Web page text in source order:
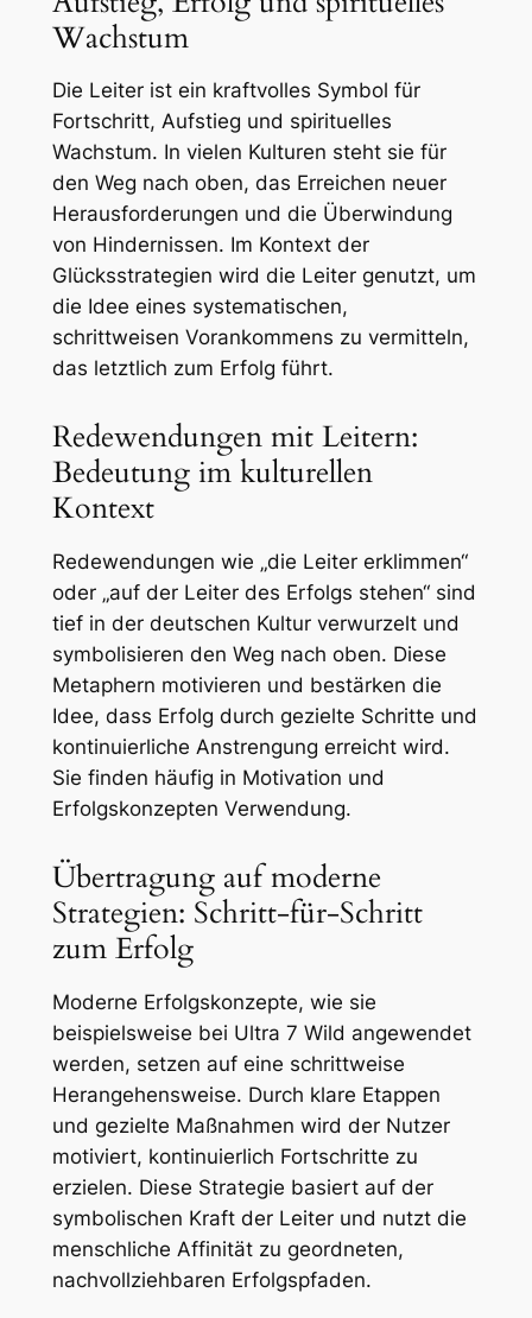
Wachstum
Die Leiter ist ein kraftvolles Symbol für
Fortschritt, Aufstieg und spirituelles
Wachstum. In vielen Kulturen steht sie für
den Weg nach oben, das Erreichen neuer
Herausforderungen und die Überwindung
von Hindernissen. Im Kontext der
Glücksstrategien wird die Leiter genutzt, um
die Idee eines systematischen,
schrittweisen Vorankommens zu vermitteln,
das letztlich zum Erfolg führt.
Redewendungen mit Leitern:
Bedeutung im kulturellen
Kontext
Redewendungen wie „die Leiter erklimmen“
oder „auf der Leiter des Erfolgs stehen“ sind
tief in der deutschen Kultur verwurzelt und
symbolisieren den Weg nach oben. Diese
Metaphern motivieren und bestärken die
Idee, dass Erfolg durch gezielte Schritte und
kontinuierliche Anstrengung erreicht wird.
Sie finden häufig in Motivation und
Erfolgskonzepten Verwendung.
Übertragung auf moderne
Strategien: Schritt-für-Schritt
zum Erfolg
Moderne Erfolgskonzepte, wie sie
beispielsweise bei Ultra 7 Wild angewendet
werden, setzen auf eine schrittweise
Herangehensweise. Durch klare Etappen
und gezielte Maßnahmen wird der Nutzer
motiviert, kontinuierlich Fortschritte zu
erzielen. Diese Strategie basiert auf der
symbolischen Kraft der Leiter und nutzt die
menschliche Affinität zu geordneten,
nachvollziehbaren Erfolgspfaden.